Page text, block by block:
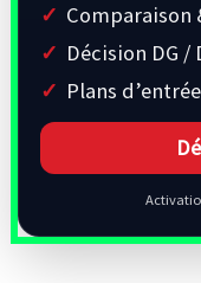
Comparaison
Décision DG /
Plans